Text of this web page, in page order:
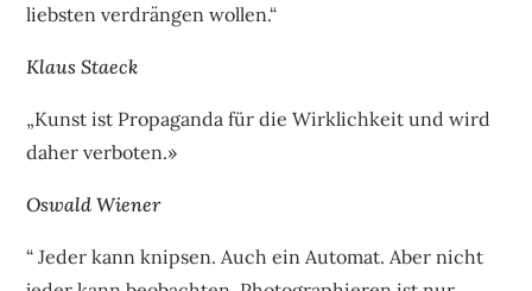
liebsten verdrängen wollen.“
Klaus Staeck
„Kunst ist Propaganda für die Wirklichkeit und wird
daher verboten.»
Oswald Wiener
“ Jeder kann knipsen. Auch ein Automat. Aber nicht